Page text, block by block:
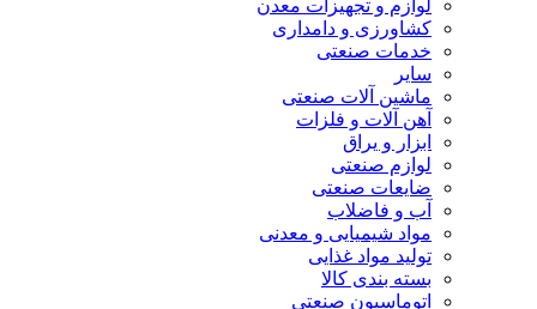
لوازم و تجهیزات معدن
کشاورزی و دامداری
خدمات صنعتی
سایر
ماشین آلات صنعتی
آهن آلات و فلزات
ابزار و یراق
لوازم صنعتی
ضایعات صنعتی
آب و فاضلاب
مواد شیمیایی و معدنی
تولید مواد غذایی
بسته بندی کالا
اتوماسیون صنعتی